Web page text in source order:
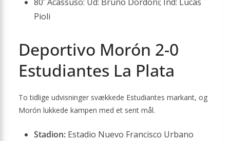
Pioli
Deportivo Morón 2-0
Estudiantes La Plata
To tidlige udvisninger svækkede Estudiantes markant, og
Morón lukkede kampen med et sent mål.
Stadion: Estadio Nuevo Francisco Urbano